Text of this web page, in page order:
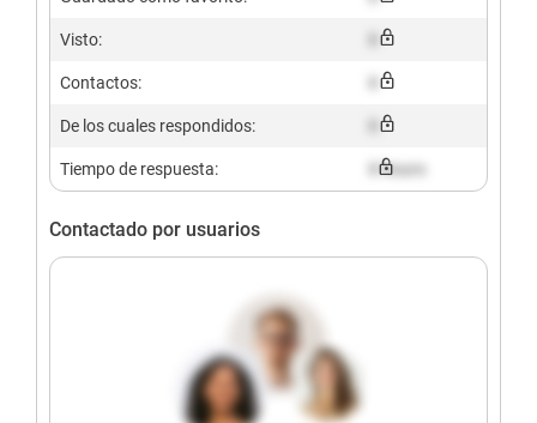
Visto:
Contactos:
De los cuales respondidos:
Tiempo de respuesta: X hours
Contactado por usuarios